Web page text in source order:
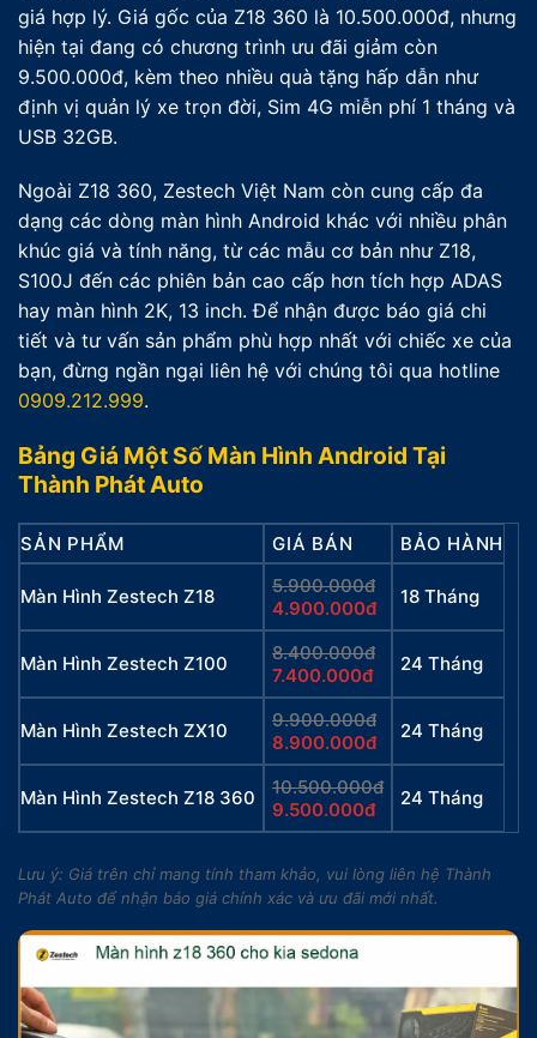
giá hợp lý. Giá gốc của Z18 360 là 10.500.000đ, nhưng
hiện tại đang có chương trình ưu đãi giảm còn
9.500.000đ, kèm theo nhiều quà tặng hấp dẫn như
định vị quản lý xe trọn đời, Sim 4G miễn phí 1 tháng và
USB 32GB.
Ngoài Z18 360, Zestech Việt Nam còn cung cấp đa
dạng các dòng màn hình Android khác với nhiều phân
khúc giá và tính năng, từ các mẫu cơ bản như Z18,
S100J đến các phiên bản cao cấp hơn tích hợp ADAS
hay màn hình 2K, 13 inch. Để nhận được báo giá chi
tiết và tư vấn sản phẩm phù hợp nhất với chiếc xe của
bạn, đừng ngần ngại liên hệ với chúng tôi qua hotline
0909.212.999.
Bảng Giá Một Số Màn Hình Android Tại
Thành Phát Auto
SẢN PHẨM GIÁ BÁN BẢO HÀNH
Màn Hình Zestech Z18
5.900.000đ
4.900.000đ
18 Tháng
Màn Hình Zestech Z100
8.400.000đ
7.400.000đ
24 Tháng
Màn Hình Zestech ZX10
9.900.000đ
8.900.000đ
24 Tháng
Màn Hình Zestech Z18 360
10.500.000đ
9.500.000đ
24 Tháng
Lưu ý: Giá trên chỉ mang tính tham khảo, vui lòng liên hệ Thành
Phát Auto để nhận báo giá chính xác và ưu đãi mới nhất.